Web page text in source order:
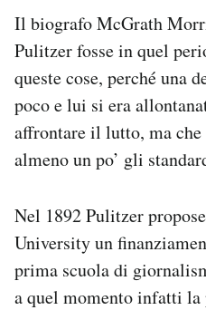
Il biografo McGrath
Pulitzer fosse in quel
queste cose, perché una
poco e lui si era
affrontare il lutto, ma
almeno un po’ gli
Nel 1892 Pulitzer
University un
prima scuola di
a quel momento infatti la